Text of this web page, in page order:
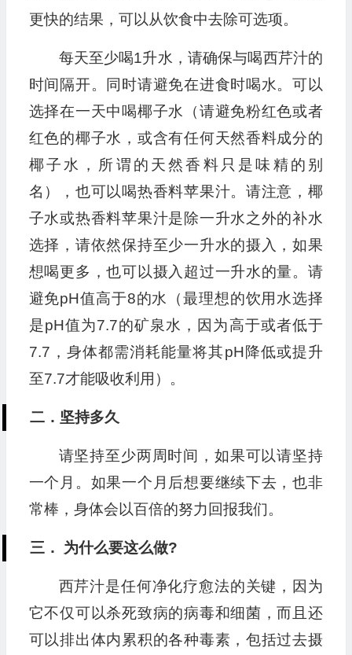
更快的结果，可以从饮食中去除可选项。
每天至少喝1升水，请确保与喝西芹汁的
时间隔开。同时请避免在进食时喝水。可以
选择在一天中喝椰子水（请避免粉红色或者
红色的椰子水，或含有任何天然香料成分的
椰子水，所谓的天然香料只是味精的别
名），也可以喝热香料苹果汁。请注意，椰
子水或热香料苹果汁是除一升水之外的补水
选择，请依然保持至少一升水的摄入，如果
想喝更多，也可以摄入超过一升水的量。请
避免pH值高于8的水（最理想的饮用水选择
是pH值为7.7的矿泉水，因为高于或者低于
7.7，身体都需消耗能量将其pH降低或提升
至7.7才能吸收利用）。
二．坚持多久
请坚持至少两周时间，如果可以请坚持
一个月。如果一个月后想要继续下去，也非
常棒，身体会以百倍的努力回报我们。
三． 为什么要这么做?
西芹汁是任何净化疗愈法的关键，因为
它不仅可以杀死致病的病毒和细菌，而且还
可以排出体内累积的各种毒素，包括过去摄